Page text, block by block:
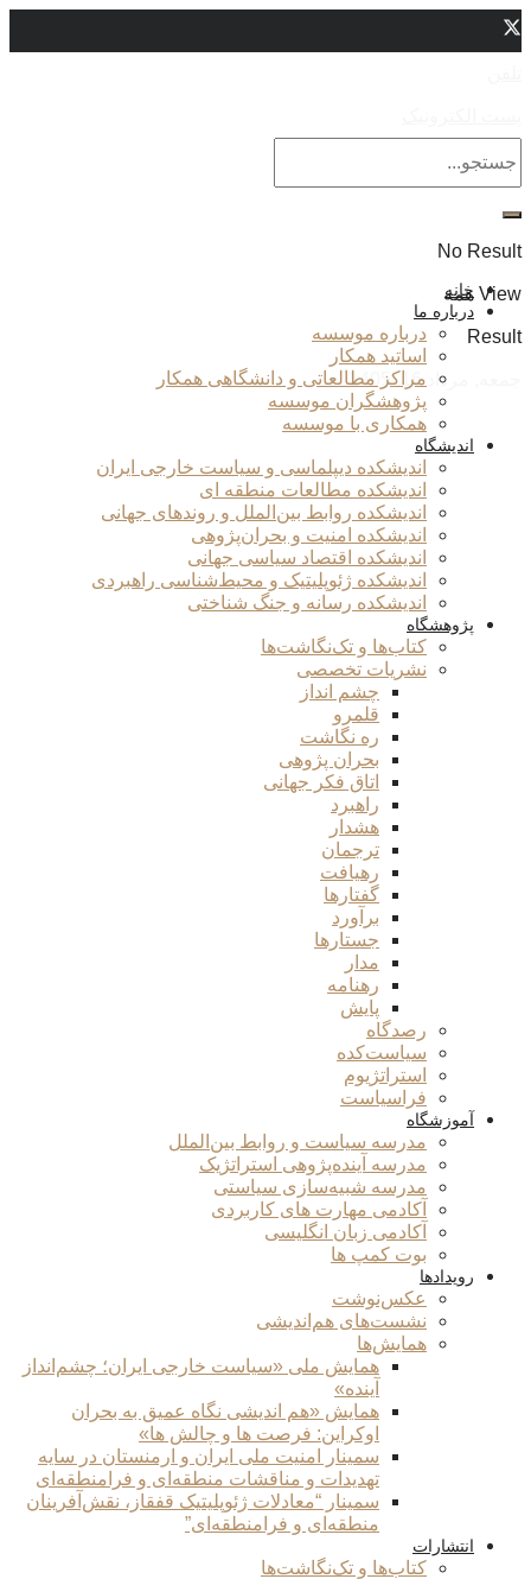
No Result
View همه
Result
جمعه, مرداد 16, 1405
خانه
درباره ما
درباره موسسه
اساتید همکار
مراکز مطالعاتی و دانشگاهی همکار
پژوهشگران موسسه
همکاری با موسسه
اندیشگاه
اندیشکده دیپلماسی و سیاست خارجی ایران
اندیشکده مطالعات منطقه ای
اندیشکده روابط بین‌الملل و روندهای جهانی
اندیشکده امنیت و بحران‌پژوهی
اندیشکده اقتصاد سیاسی جهانی
اندیشکده ژئوپلیتیک و محیط‌شناسی راهبردی
اندیشکده رسانه و جنگ شناختی
پژوهشگاه
کتاب‌ها و تک‌نگاشت‌ها
نشریات تخصصی
چشم انداز
قلمرو
ره نگاشت
بحران پژوهی
اتاق فکر جهانی
راهبرد
هشدار
ترجمان
رهیافت
گفتارها
برآورد
جستارها
مدار
رهنامه
پایش
رصدگاه
سیاست‌کده
استراتژیوم
فراسیاست
آموزشگاه
مدرسه سیاست و روابط بین‌الملل
مدرسه آینده‌پژوهی استراتژیک
مدرسه شبیه‌سازی سیاستی
آکادمی مهارت های کاربردی
آکادمی زبان انگلیسی
بوت کمپ ها
رویدادها
عکس‌نوشت
نشست‌های هم‌اندیشی
همایش‌ها
همایش ملی «سیاست خارجی ایران؛ چشم‌انداز
آینده»
همایش «هم اندیشی نگاه عمیق به بحران
اوکراین: فرصت ها و چالش ها»
سمینار امنیت ملی ایران و ارمنستان در سایه
تهدیدات و مناقشات منطقه‌ای و فرامنطقه‌ای
سمینار “معادلات ژئوپلیتیک قفقاز، نقش‌آفرینان
منطقه‌ای و فرامنطقه‌ای”
انتشارات
کتاب‌ها و تک‌نگاشت‌ها